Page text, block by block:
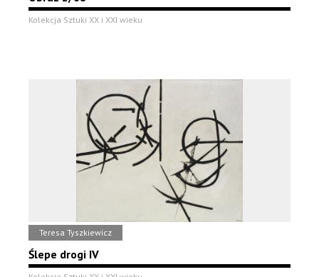
Kolekcja Sztuki XX i XXI wieku
Teresa Tyszkiewicz
Ślepe drogi IV